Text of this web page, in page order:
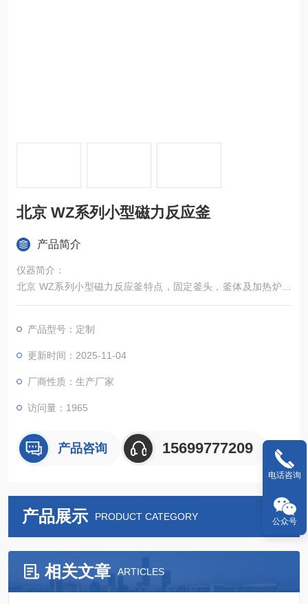
北京 WZ系列小型磁力反应釜
产品简介
仪器简介：
北京 WZ系列小型磁力反应釜特点，固定釜头，釜体及加热炉可
选配自动或手动升降，全铝合金或不锈钢机身。搅拌扭矩大。控
集等诸多控制功能。
产品型号：定制
更新时间：2025-11-04
厂商性质：生产厂家
访问量：1965
产品咨询 15699777209
产品展示 PRODUCT CATEGORY
相关文章 ARTICLES
电话咨询
公众号